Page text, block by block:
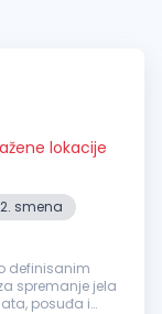
lokacije
2. smena
spremanje jela
posuđa i